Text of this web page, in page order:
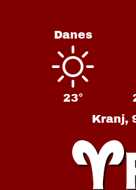
Danes
23°
Kranj,